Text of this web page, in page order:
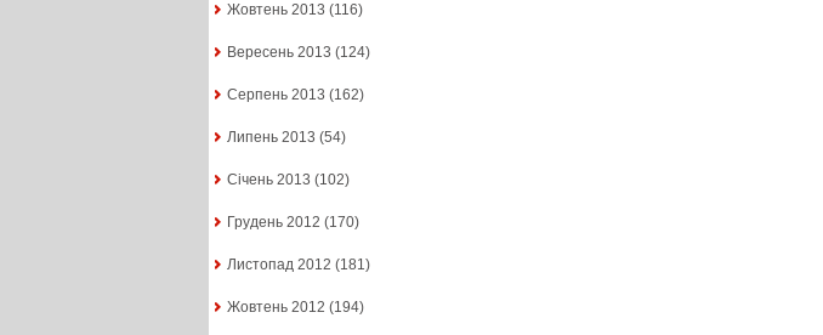
Жовтень 2013 (116)
Вересень 2013 (124)
Серпень 2013 (162)
Липень 2013 (54)
Січень 2013 (102)
Грудень 2012 (170)
Листопад 2012 (181)
Жовтень 2012 (194)